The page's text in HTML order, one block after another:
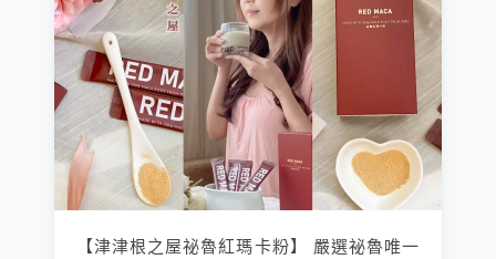
【津津根之屋祕魯紅瑪卡粉】 嚴選祕魯唯一